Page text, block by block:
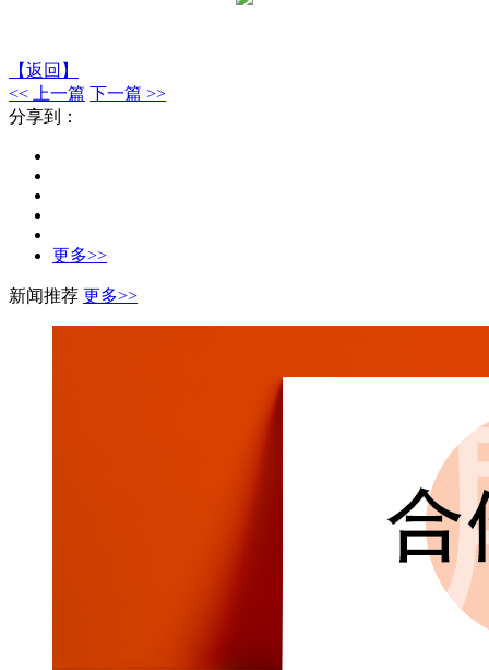
【返回】
<< 上一篇 下一篇 >>
分享到：
更多>>
新闻推荐 更多>>